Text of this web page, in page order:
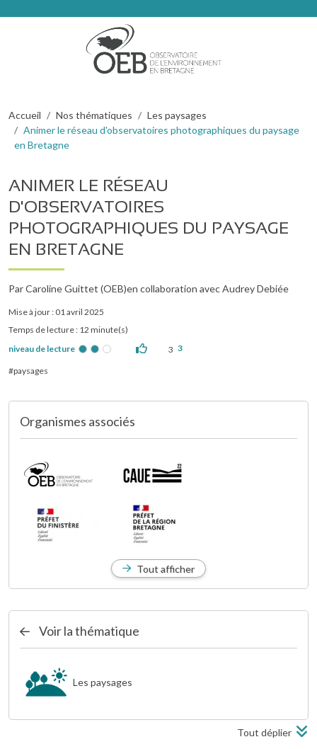
FIL D'ARIANE
Accueil Nos thématiques
Les paysages
Animer le réseau d'observatoires photographiques du paysage
en Bretagne
ANIMER LE RÉSEAU
D'OBSERVATOIRES
PHOTOGRAPHIQUES DU PAYSAGE
EN BRETAGNE
Par Caroline Guittet (OEB)en collaboration avec Audrey Debiée
Mise à jour : 01 avril 2025
Temps de lecture : 12 minute(s)
niveau de lecture
3 3
paysages
Organismes associés
Tout afficher
Voir la thématique
Les paysages
Tout déplier